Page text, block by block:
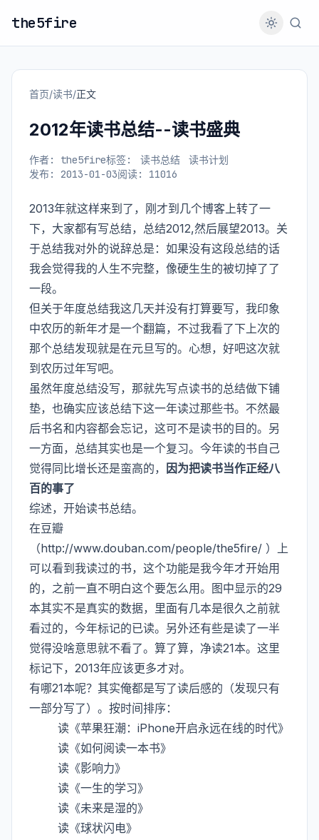
the5fire
首页/读书/正文
2012年读书总结--读书盛典
作者: the5fire标签: 读书总结
读书计划
发布: 2013-01-03阅读: 11016
2013年就这样来到了，刚才到几个博客上转了一
下，大家都有写总结，总结2012,然后展望2013。关
于总结我对外的说辞总是：如果没有这段总结的话
我会觉得我的人生不完整，像硬生生的被切掉了了
一段。
但关于年度总结我这几天并没有打算要写，我印象
中农历的新年才是一个翻篇，不过我看了下上次的
那个总结发现就是在元旦写的。心想，好吧这次就
到农历过年写吧。
虽然年度总结没写，那就先写点读书的总结做下铺
垫，也确实应该总结下这一年读过那些书。不然最
后书名和内容都会忘记，这可不是读书的目的。另
一方面，总结其实也是一个复习。今年读的书自己
觉得同比增长还是蛮高的，
因为把读书当作正经八
百的事了
综述，开始读书总结。
在豆瓣
（http://www.douban.com/people/the5fire/ ）上
可以看到我读过的书，这个功能是我今年才开始用
的，之前一直不明白这个要怎么用。图中显示的29
本其实不是真实的数据，里面有几本是很久之前就
看过的，今年标记的已读。另外还有些是读了一半
觉得没啥意思就不看了。算了算，净读21本。这里
标记下，2013年应该更多才对。
有哪21本呢？其实俺都是写了读后感的（发现只有
一部分写了）。按时间排序：
读《苹果狂潮：iPhone开启永远在线的时代》
读《如何阅读一本书》
读《影响力》
读《一生的学习》
读《未来是湿的》
读《球状闪电》